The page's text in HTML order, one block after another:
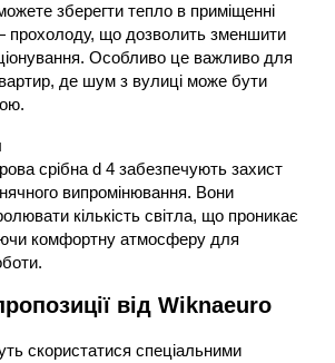
зберегти тепло в приміщенні
прохолоду, що дозволить зменшити
Особливо це важливо для
де шум з вулиці може бути
срібна d 4 забезпечують захист
випромінювання. Вони
кількість світла, що проникає
комфортну атмосферу для
від Wiknaeuro
скористатися спеціальними